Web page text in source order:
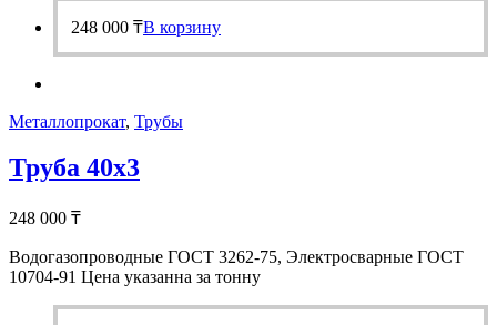
248 000 ₸В корзину
Металлопрокат, Трубы
Труба 40х3
248 000 ₸
Водогазопроводные ГОСТ 3262-75, Электросварные ГОСТ
10704-91 Цена указанна за тонну